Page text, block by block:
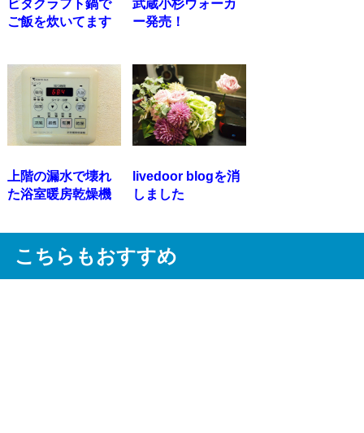
ビタクラフト鍋で
ご飯を炊いてます
武蔵小杉ウォーカ
ー発売！
上階の漏水で壊れ
た浴室暖房乾燥機
livedoor blogを消
しました
こちらもおすすめ